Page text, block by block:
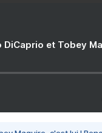
DiCaprio et Tobey